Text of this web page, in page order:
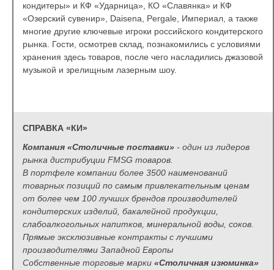
кондитеры» и КФ «Ударница», КО «Славянка» и КФ
«Озерский сувенир», Daisena, Pergale, Империал, а также
многие другие ключевые игроки российского кондитерского
рынка. Гости, осмотрев склад, познакомились с условиями
хранения здесь товаров, после чего насладились джазовой
музыкой и зрелищным лазерным шоу.
СПРАВКА «КИ»
Компания «Столичные поставки» - один из лидеров
рынка дистрибуции FMSG товаров.
В портфеле компании более 3500 наименований
товарных позиций по самым привлекательным ценам
от более чем 100 лучших брендов производителей
кондитерских изделий, бакалейной продукции,
слабоалкогольных напитков, минеральной воды, соков.
Прямые эксклюзивные контракты с лучшими
производителями Западной Европы
Собственные торговые марки «Столичная изюминка»